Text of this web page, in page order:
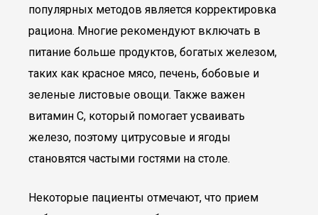
популярных методов является корректировка
рациона. Многие рекомендуют включать в
питание больше продуктов, богатых железом,
таких как красное мясо, печень, бобовые и
зеленые листовые овощи. Также важен
витамин C, который помогает усваивать
железо, поэтому цитрусовые и ягоды
становятся частыми гостями на столе.
Некоторые пациенты отмечают, что прием